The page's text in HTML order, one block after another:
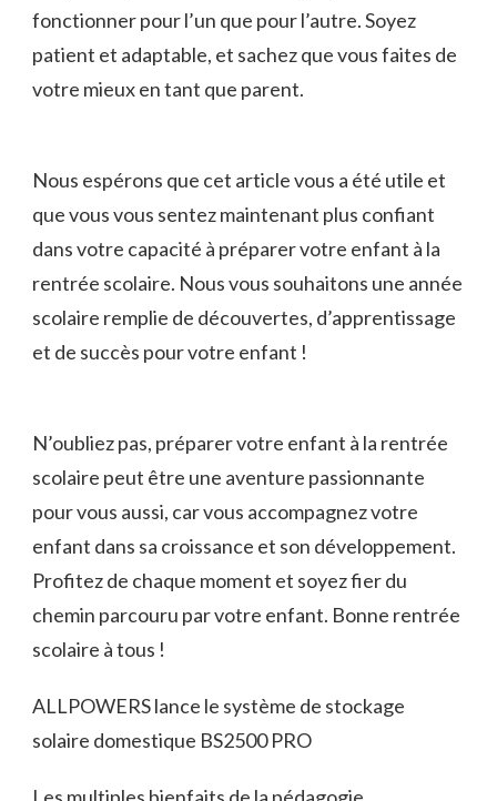
fonctionner pour l’un que pour l’autre. Soyez
patient et adaptable, et ​sachez que vous faites de
votre mieux en tant que parent.
Nous espérons ⁢que⁣ cet article vous a été utile et
que vous vous sentez maintenant ⁣plus confiant​
dans votre ⁢capacité‍ à préparer votre enfant ⁤à⁣ la
rentrée ‍scolaire. Nous vous souhaitons une année
scolaire remplie de découvertes, ⁣d’apprentissage
et de succès pour votre enfant !
N’oubliez pas, préparer votre ​enfant à la rentrée
scolaire peut être une ​aventure passionnante
pour vous aussi, ⁢car vous accompagnez votre⁤
enfant dans sa croissance et son développement.⁤
Profitez de chaque ‍moment et soyez fier du
‍chemin ​parcouru par votre enfant. Bonne rentrée
scolaire à tous !
ALLPOWERS lance le système de stockage
solaire domestique BS2500 PRO